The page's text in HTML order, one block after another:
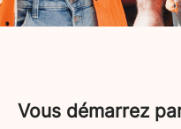
Vous démarrez